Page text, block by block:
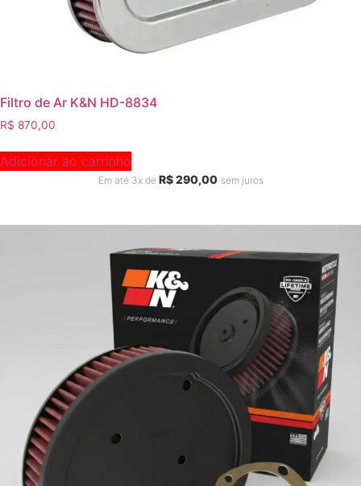
Filtro de Ar K&N HD-8834
R$ 870,00
Adicionar ao carrinho
Em até 3x de R$290,00 sem juros